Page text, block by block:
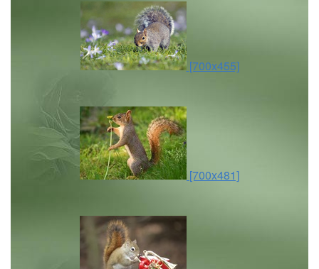
[700x455]
[700x481]